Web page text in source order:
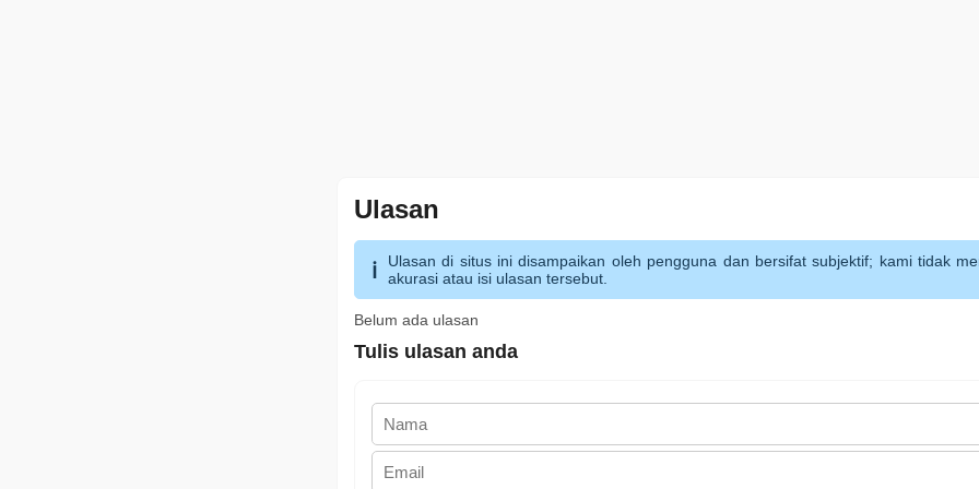
Ulasan
Ulasan di situs ini disampaikan oleh pengguna dan bersifat subjektif; kami tidak
akurasi atau isi ulasan tersebut.
Belum ada ulasan
Tulis ulasan anda